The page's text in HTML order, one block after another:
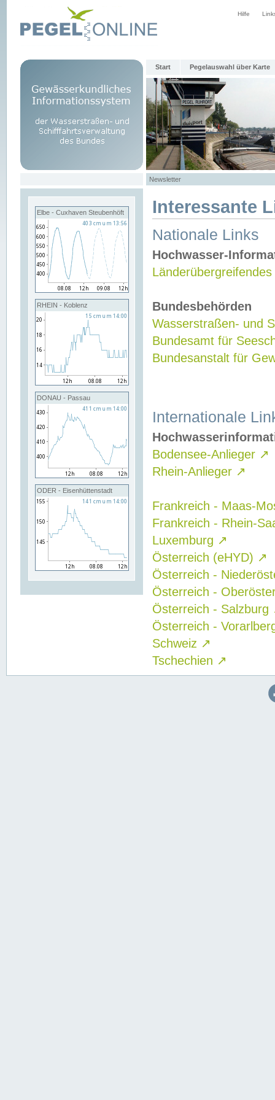
Hilfe
Start Pegelauswahl über Karte
Newsletter
Elbe - Cuxhaven Steubenhöft
RHEIN - Koblenz
DONAU - Passau
ODER - Eisenhüttenstadt
Interessante
Nationale Links
Hochwasser-
Bundesbehörden
Wasserstraßen- und
Bundesamt für
Bundesanstalt für
Internationale
Bodensee-Anlieger ↗
Rhein-Anlieger ↗
Frankreich - Maas-
Frankreich - Rhein-
Luxemburg ↗
Österreich (eHYD) ↗
Österreich -
Österreich -
Österreich - Salzburg
Österreich -
Schweiz ↗
Tschechien ↗